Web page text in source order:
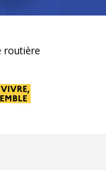
routière